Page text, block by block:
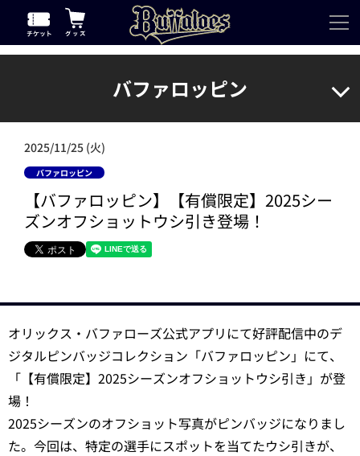
バファロッピン
2025/11/25 (火)
バファロッピン
【バファロッピン】【有償限定】2025シー
ズンオフショットウシ引き登場！
オリックス・バファローズ公式アプリにて好評配信中のデ
ジタルピンバッジコレクション「バファロッピン」にて、
「【有償限定】2025シーズンオフショットウシ引き」が登
場！
2025シーズンのオフショット写真がピンバッジになりまし
た。今回は、特定の選手にスポットを当てたウシ引きが、